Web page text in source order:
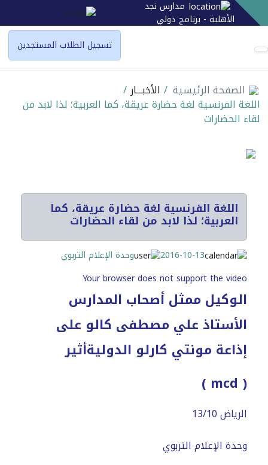
مدارس نجد
الأهلية - برنامج دولي
تسجيل الطلاب المستجدين
الصفحة الرئيسية / الأخبـــار /
اللغة الفرنسية لغة حضارة عريقة، كما العربية؛ لذا لابد من
لقاء الحضارات
اللغة الفرنسية لغة حضارة عريقة، كما
العربية؛ لذا لابد من لقاء الحضارات
2016-10-13
وحدة الإعلام التربوي
Your browser does not support the video
الوكيل ممثل أصحاب المدارس
الأستاذ علي مصطفى كالو على
أثيرإذاعة مونتي كارلو الدولية
) mcd (
الرياض 13/10
وحدة الإعلام التربوي